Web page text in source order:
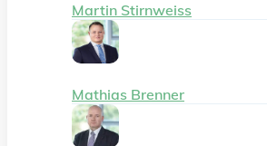
Martin Stirnweiss
Mathias Brenner